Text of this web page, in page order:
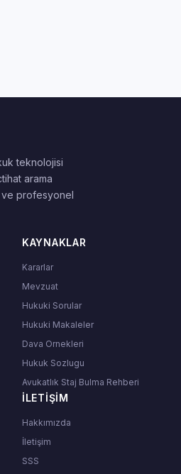
teknolojisi
arama
ve profesyonel
KAYNAKLAR
Kararlar
Mevzuat
Hukuki Sorular
Hukuki Makaleler
Dava Ornekleri
Hukuk Sozlugu
Avukatlık Staj Bulma Rehberi
İLETIŞIM
Hakkımızda
İletişim
SSS